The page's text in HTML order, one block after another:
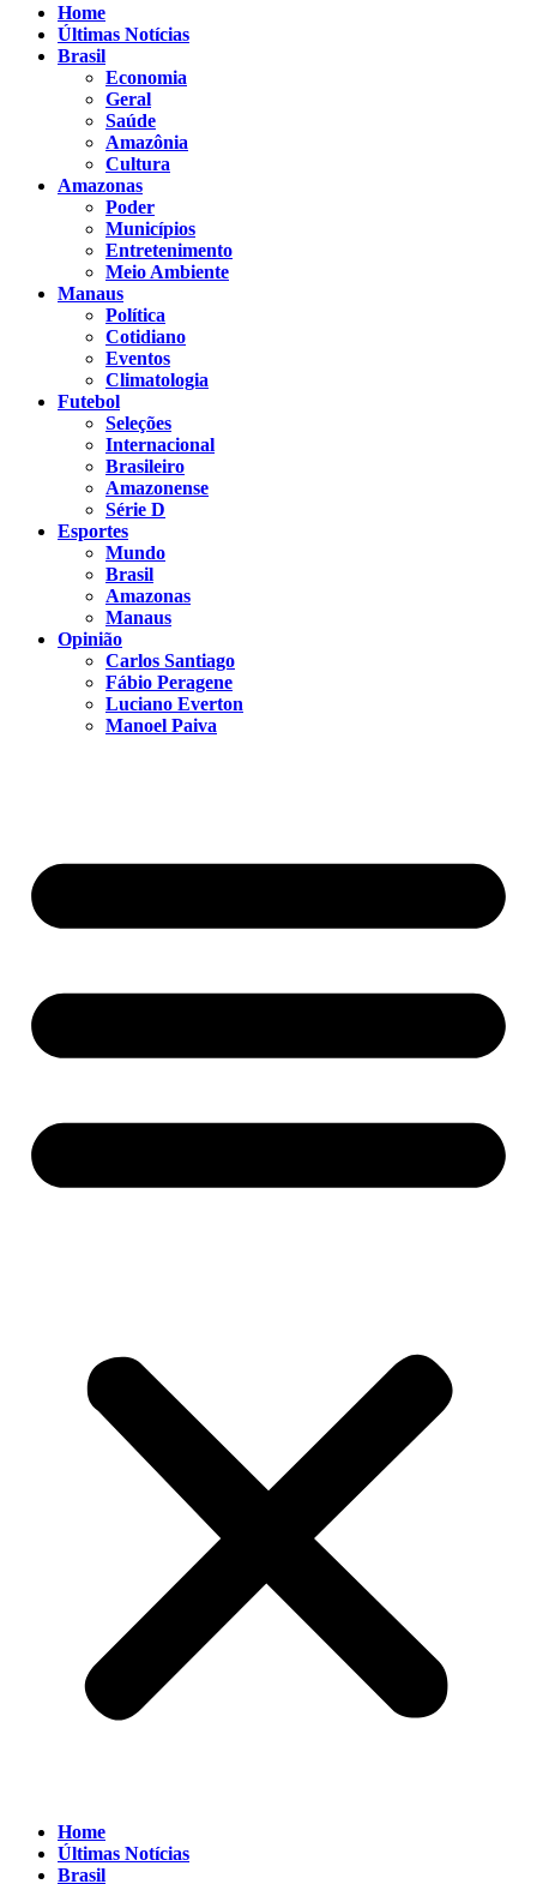
Home
Últimas Notícias
Brasil
Economia
Geral
Saúde
Amazônia
Cultura
Amazonas
Poder
Municípios
Entretenimento
Meio Ambiente
Manaus
Política
Cotidiano
Eventos
Climatologia
Futebol
Seleções
Internacional
Brasileiro
Amazonense
Série D
Esportes
Mundo
Brasil
Amazonas
Manaus
Opinião
Carlos Santiago
Fábio Peragene
Luciano Everton
Manoel Paiva
Home
Últimas Notícias
Brasil